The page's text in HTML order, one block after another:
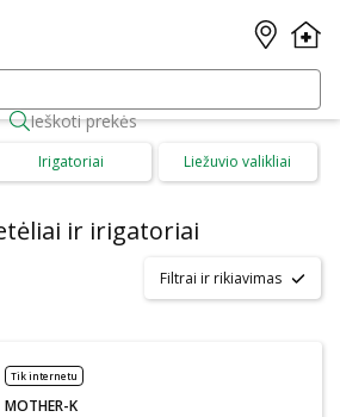
Ieškoti prekės
Irigatoriai Liežuvio valikliai
ir irigatoriai
Filtrai ir rikiavimas
Tik internetu
MOTHER-K